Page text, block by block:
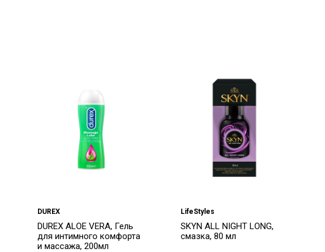
DUREX
DUREX ALOE VERA, Гель
для интимного комфорта
и массажа, 200мл
LifeStyles
SKYN ALL NIGHT LONG,
смазка, 80 мл